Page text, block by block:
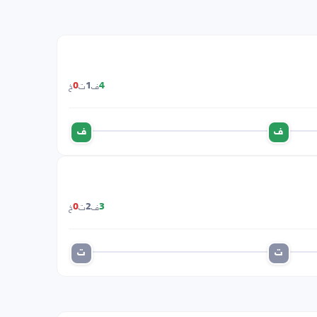
4ف 1ت0خ
ف ف
3ف2ت0خ
ت ت